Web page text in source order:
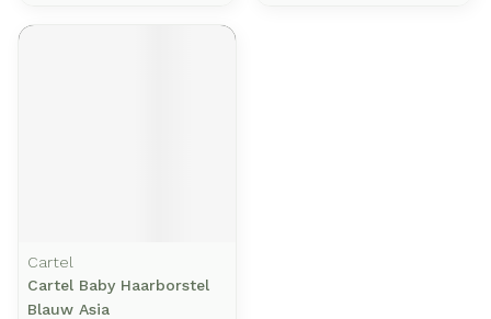
Cartel
Cartel Baby Haarborstel
Blauw Asia